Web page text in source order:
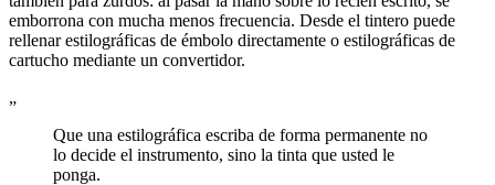
emborrona con mucha menos frecuencia. Desde el tintero puede
rellenar estilográficas de émbolo directamente o estilográficas de
cartucho mediante un convertidor.
„
Que una estilográfica escriba de forma permanente no
lo decide el instrumento, sino la tinta que usted le
ponga.